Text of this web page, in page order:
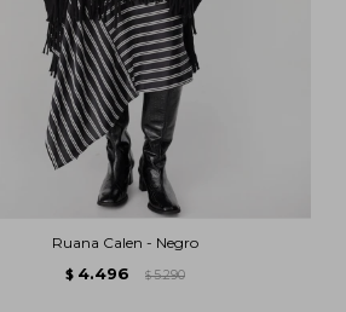
Ruana Calen - Negro
$ 4.496 $ 5.290